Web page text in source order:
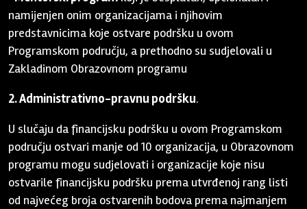
namijenjen onim organizacijama i njihovim
predstavnicima koje ostvare podršku u ovom
Programskom području, a prethodno su sudjelovali u
Zakladinom Obrazovnom programu
2. Administrativno-pravnu podršku.
U slučaju da financijsku podršku u ovom Programskom
području ostvari manje od 10 organizacija, u Obrazovnom
programu mogu sudjelovati i organizacije koje nisu
ostvarile financijsku podršku prema utvrđenoj rang listi
od najvećeg broja ostvarenih bodova prema najmanjem